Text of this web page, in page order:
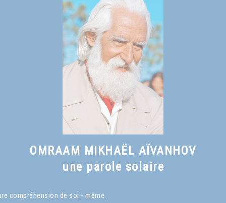
OMRAAM MIKHAËL AÏVANHOV
une parole solaire
compréhension de soi - même.